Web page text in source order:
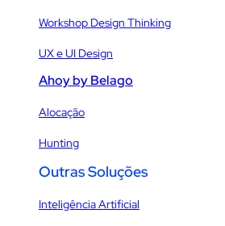
Workshop Design Thinking
UX e UI Design
Ahoy by Belago
Alocação
Hunting
Outras Soluções
Inteligência Artificial